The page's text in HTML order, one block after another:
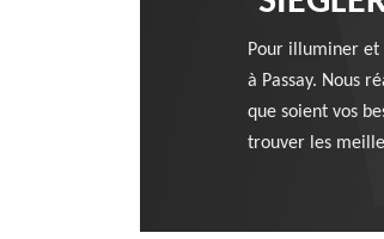
Pour illuminer et
à Passay. Nous
que soient vos
trouver les